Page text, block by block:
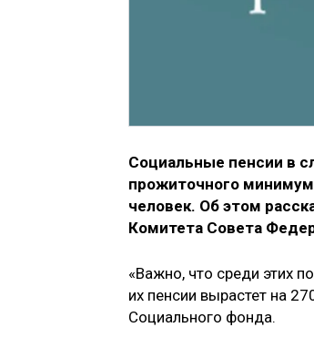
Социальные пенсии в
прожиточного
человек. Об этом
Комитета Совета
«Важно, что среди этих
их пенсии вырастет на
Социального фонда.